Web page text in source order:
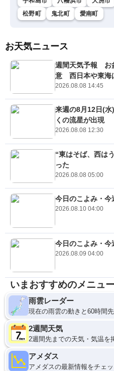
松野町
鬼北町 愛南町
お天気ニュース
週間天気予報 お
意 西日本や東海
2026.08.08 14:45
来週の8月12日(
くの流星が出現
2026.08.08 12:30
“東はそば、西は
った
2026.08.08 05:00
今日のこよみ・
2026.08.10 04:00
今日のこよみ・
2026.08.09 04:00
いまおすすめのメニュー
雨雲レーダー
現在の雨雲の動きと60時間
2週間天気
2週間先までの天気・気温を
アメダス
アメダスの最新情報をチェッ